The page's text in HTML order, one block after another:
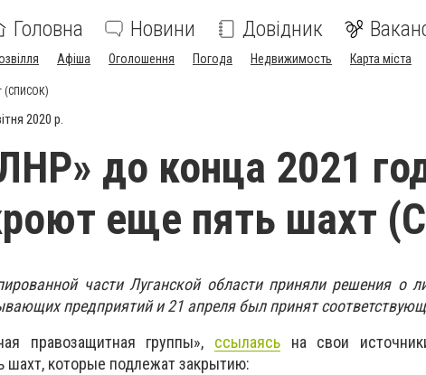
Головна Новини Довідник
Афіша Оголошення Погода Недвижимость Карта міста
(СПИСОК)
2020 р.
до конца 2021
еще пять шахт
части Луганской области приняли решения о
предприятий и 21 апреля был принят
правозащитная группы», ссылаясь на свои
шахт, которые подлежат закрытию: